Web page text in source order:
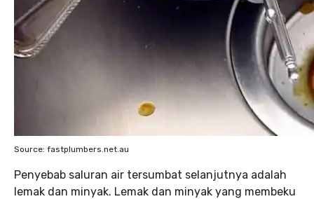
Source: fastplumbers.net.au
Penyebab saluran air tersumbat selanjutnya adalah
lemak dan minyak. Lemak dan minyak yang membeku